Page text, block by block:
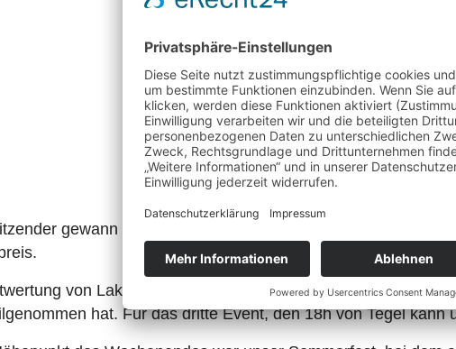
In der Gruppe A-Wertung
Wiedemann gefolgt von der
Meyne auf der Dyna.
In der Gruppe B-Wertung
von Mathias Kiefer und auf
Ralf Girrbach
gewann den Sonderpreis des besten
von Lakeiteasy führt Axel Bergmann als eines von
hat. Für das dritte Event, den 18h von Tegel